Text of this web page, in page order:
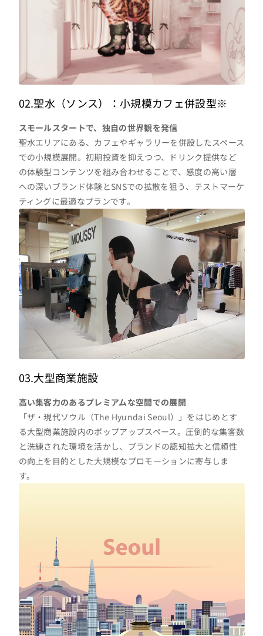
02.聖水（ソンス）：小規模カフェ併設型※
スモールスタートで、独自の世界観を発信
聖水エリアにある、カフェやギャラリーを併設したスペース
での小規模展開。初期投資を抑えつつ、ドリンク提供など
の体験型コンテンツを組み合わせることで、感度の高い層
への深いブランド体験とSNSでの拡散を狙う、テストマーケ
ティングに最適なプランです。
03.大型商業施設
高い集客力のあるプレミアムな空間での展開
「ザ・現代ソウル（The Hyundai Seoul）」をはじめとす
る大型商業施設内のポップアップスペース。圧倒的な集客数
と洗練された環境を活かし、ブランドの認知拡大と信頼性
の向上を目的とした大規模なプロモーションに寄与しま
す。